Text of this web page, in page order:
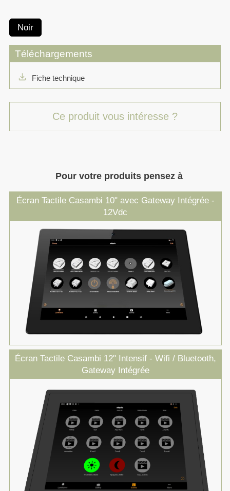
Noir
Téléchargements
download Fiche technique
Ce produit vous intéresse ?
Pour votre produits pensez à
Écran Tactile Casambi 10" avec Gateway Intégrée -
12Vdc
Écran Tactile Casambi 12" Intensif - Wifi / Bluetooth,
Gateway Intégrée